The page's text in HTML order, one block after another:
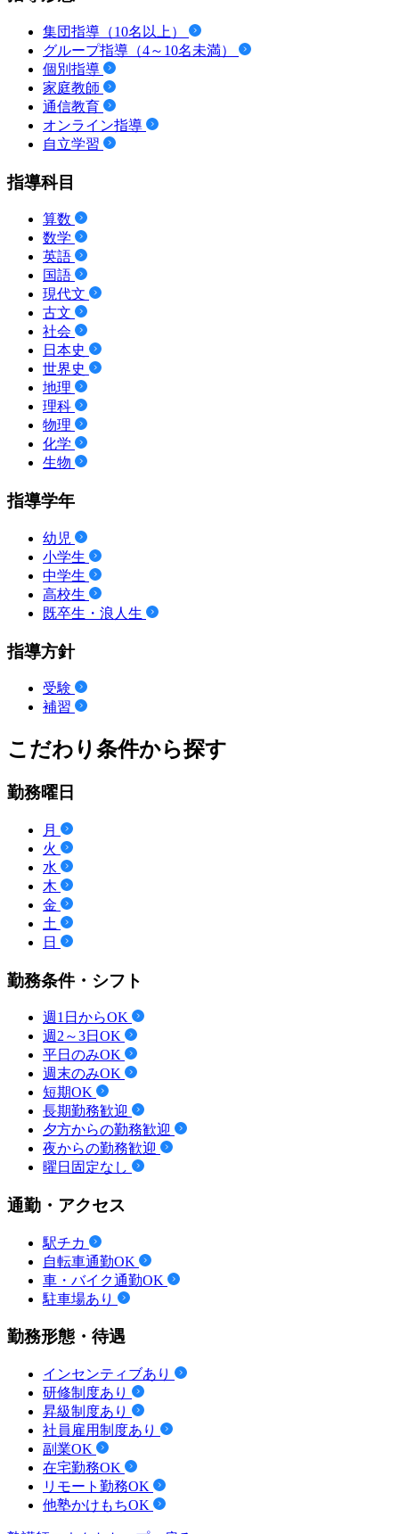
集団指導（10名以上）
グループ指導（4～10名未満）
個別指導
家庭教師
通信教育
オンライン指導
自立学習
指導科目
算数
数学
英語
国語
現代文
古文
社会
日本史
世界史
地理
理科
物理
化学
生物
指導学年
幼児
小学生
中学生
高校生
既卒生・浪人生
指導方針
受験
補習
こだわり条件から探す
勤務曜日
月
火
水
木
金
土
日
勤務条件・シフト
週1日からOK
週2～3日OK
平日のみOK
週末のみOK
短期OK
長期勤務歓迎
夕方からの勤務歓迎
夜からの勤務歓迎
曜日固定なし
通勤・アクセス
駅チカ
自転車通勤OK
車・バイク通勤OK
駐車場あり
勤務形態・待遇
インセンティブあり
研修制度あり
昇級制度あり
社員雇用制度あり
副業OK
在宅勤務OK
リモート勤務OK
他塾かけもちOK